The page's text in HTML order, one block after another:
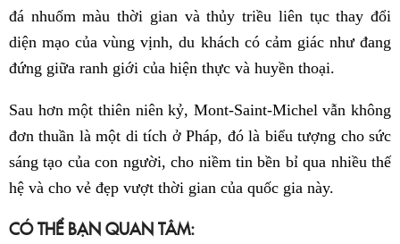
đá nhuốm màu thời gian và thủy triều liên tục thay đổi
diện mạo của vùng vịnh, du khách có cảm giác như đang
đứng giữa ranh giới của hiện thực và huyền thoại.
Sau hơn một thiên niên kỷ, Mont-Saint-Michel vẫn không
đơn thuần là một di tích ở Pháp, đó là biểu tượng cho sức
sáng tạo của con người, cho niềm tin bền bỉ qua nhiều thế
hệ và cho vẻ đẹp vượt thời gian của quốc gia này.
CÓ THỂ BẠN QUAN TÂM: